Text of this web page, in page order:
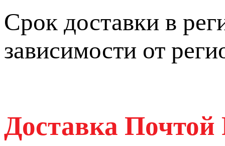
Срок доставки в
зависимости от
Доставка Почтой